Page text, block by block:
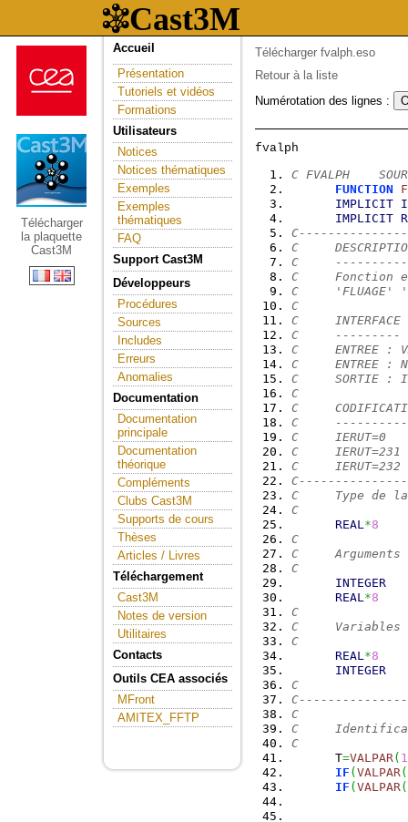
Télécharger
la plaquette
Cast3M
Accueil
Présentation
Tutoriels et vidéos
Formations
Utilisateurs
Notices
Notices thématiques
Exemples
Exemples
thématiques
FAQ
Support Cast3M
Développeurs
Procédures
Sources
Includes
Erreurs
Anomalies
Documentation
Documentation
principale
Documentation
théorique
Compléments
Clubs Cast3M
Supports de cours
Thèses
Articles / Livres
Téléchargement
Cast3M
Notes de version
Utilitaires
Contacts
Outils CEA associés
MFront
AMITEX_FFTP
Télécharger fvalph.eso
Retour à la liste
Numérotation des lignes :
C FVALPH
FUNCTION
IMPLICIT
IMPLICIT
C
C
C     Fonction
C     'FLUAGE'
C
C
C     ---------
C     ENTREE :
C     ENTREE :
C     SORTIE :
C
C
C
C     IERUT=0
C
C
C     Type de
C
REAL *8
C
C
C
INTEGER
REAL *8
C
C     Variables
C
REAL *8
INTEGER
C
C
C
C
      T
=VALPAR ( 1
IF (VALPAR (
IF (VALPAR (